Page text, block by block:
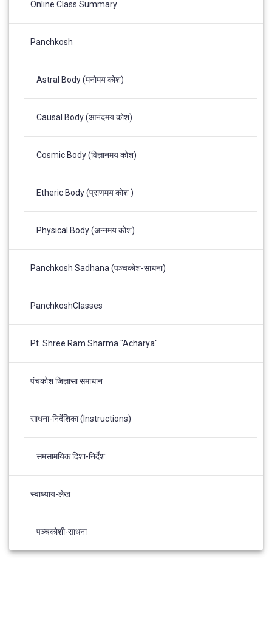
Online Class Summary
Panchkosh
Astral Body (मनोमय कोश)
Causal Body (आनंदमय कोश)
Cosmic Body (विज्ञानमय कोश)
Etheric Body (प्राणमय कोश )
Physical Body (अन्नमय कोश)
Panchkosh Sadhana (पञ्चकोश-साधना)
PanchkoshClasses
Pt. Shree Ram Sharma "Acharya"
पंचकोश जिज्ञासा समाधान
साधना-निर्देशिका (Instructions)
समसामयिक दिशा-निर्देश
स्वाध्याय-लेख
पञ्चकोशी-साधना